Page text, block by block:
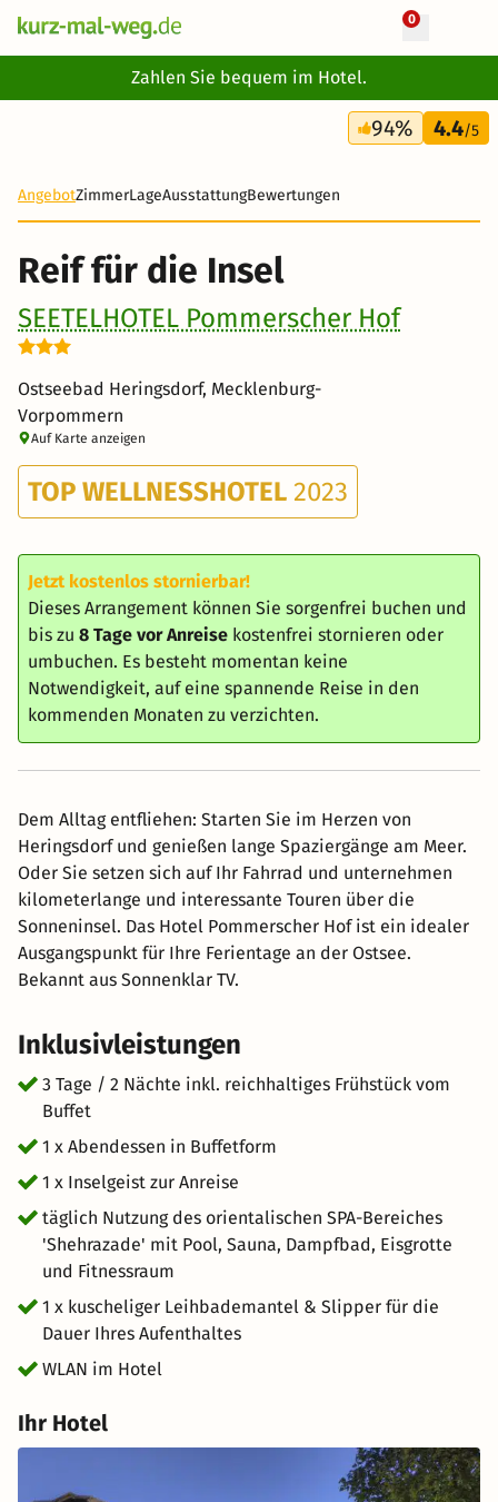
0
Zahlen Sie bequem im Hotel.
3 Tage
150 €
94% 4.4/5
AngebotZimmerLageAusstattungBewertungen
Reif für die Insel
SEETELHOTEL Pommerscher Hof
Ostseebad Heringsdorf, Mecklenburg-
Vorpommern
Auf Karte anzeigen
TOP WELLNESSHOTEL 2023
Jetzt kostenlos stornierbar!
Dieses Arrangement können Sie sorgenfrei buchen und
bis zu 8 Tage vor Anreise kostenfrei stornieren oder
umbuchen. Es besteht momentan keine
Notwendigkeit, auf eine spannende Reise in den
kommenden Monaten zu verzichten.
Dem Alltag entfliehen: Starten Sie im Herzen von
Heringsdorf und genießen lange Spaziergänge am Meer.
Oder Sie setzen sich auf Ihr Fahrrad und unternehmen
kilometerlange und interessante Touren über die
Sonneninsel. Das Hotel Pommerscher Hof ist ein idealer
Ausgangspunkt für Ihre Ferientage an der Ostsee.
Bekannt aus Sonnenklar TV.
Inklusivleistungen
3 Tage / 2 Nächte inkl. reichhaltiges Frühstück vom
Buffet
1 x Abendessen in Buffetform
1 x Inselgeist zur Anreise
täglich Nutzung des orientalischen SPA-Bereiches
'Shehrazade' mit Pool, Sauna, Dampfbad, Eisgrotte
und Fitnessraum
1 x kuscheliger Leihbademantel & Slipper für die
Dauer Ihres Aufenthaltes
WLAN im Hotel
Ihr Hotel